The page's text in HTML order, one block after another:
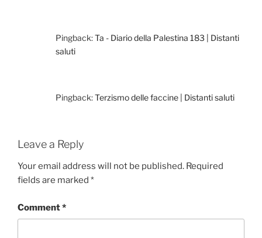
Pingback:Ta - Diario della Palestina 183 | Distanti
saluti
Pingback:Terzismo delle faccine | Distanti saluti
Leave a Reply
Your email address will not be published. Required
fields are marked *
Comment*